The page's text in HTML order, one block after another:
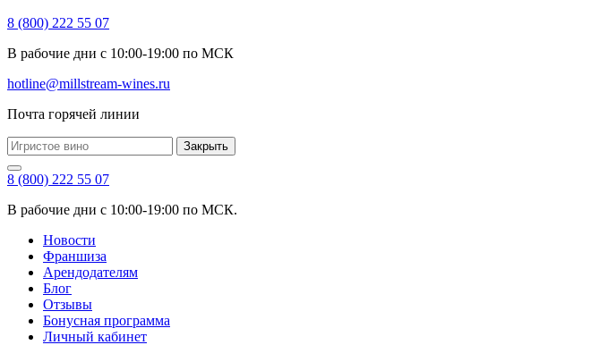
8 (800) 222 55 07
В рабочие дни с 10:00-19:00 по МСК
hotline@millstream-wines.ru
Почта горячей линии
Закрыть
8 (800) 222 55 07
В рабочие дни с 10:00-19:00 по МСК.
Новости
Франшиза
Арендодателям
Блог
Отзывы
Бонусная программа
Личный кабинет